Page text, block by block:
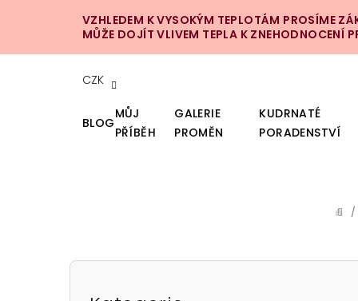
VZHLEDEM K VYSOKÝM TEPLOTÁM PROSÍME
MŮŽE DOJÍT VLIVEM TEPLA K ZNEHODNOCENÍ
CZK
BLOG
MŮJ
PŘÍBĚH
GALERIE
PROMĚN
KUDRNATÉ
PORADENSTVÍ
/
P